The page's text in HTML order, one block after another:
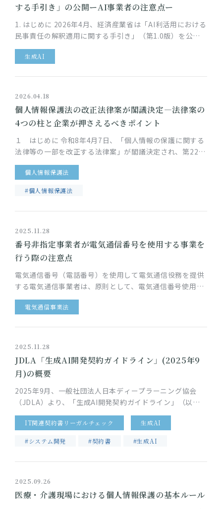
する手引き」の公開ーAI事業者の注意点ー
1. はじめに 2026年4月、経済産業省は「AI利活用における
民事責任の解釈適用に関する手引き」（第1.0版）を公表
しました。生成AIの登場以降、AIサービスの社会実装は急
速に進…
生成AI
2026.04.18
個人情報保護法の改正法律案が閣議決定―法律案の
4つの柱と企業が押さえるべきポイント
１ はじめに 令和8年4月7日、「個人情報の保護に関する
法律等の一部を改正する法律案」が閣議決定され、第221
回特別国会に提出されました。今回の法律案は、デジタル
技術の急速な進展に…
個人情報保護法
#個人情報保護法
2025.11.28
番号非指定事業者が電気通信番号を使用する事業を
行う際の注意点
電気通信番号（電話番号）を使用して電気通信役務を提供
する電気通信事業者は、原則として、電気通信番号使用計
画を作成するなどの手続が求められます。電気通信番号の
指定を受ける電気通信事業…
電気通信事業法
2025.11.28
JDLA「生成AI開発契約ガイドライン」(2025年9
月)の概要
2025年9月、一般社団法人日本ディープラーニング協会
（JDLA）より、「生成AI開発契約ガイドライン」（以
下、「本ガイドライン」）が公開されました。 これまで、
AI開発契約の実務…
IT関連契約書リーガルチェック 生成AI
#システム開発 #契約書 #生成AI
2025.09.26
医療・介護現場における個人情報保護の基本ルール